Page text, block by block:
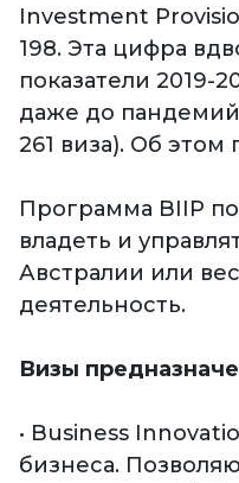
Investment
198. Эта цифра
показатели 2019-
даже до
261 виза). Об
Программа BIIP
владеть и
Австралии или
деятельность.
Визы
• Business
бизнеса.